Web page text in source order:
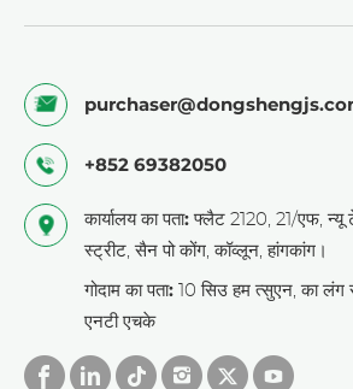
+852 69382050
कार्यालय का पता: फ्लैट 2120, 21/एफ, न्यू
स्ट्रीट, सैन पो कोंग, कॉव्लून, हांगकांग।
गोदाम का पता: 10 सिउ हम त्सुएन, का लंग
एनटी एचके